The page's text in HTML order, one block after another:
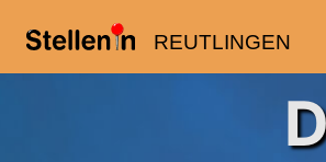
REUTLINGEN